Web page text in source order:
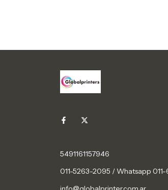
5491161157946
011-5263-2095 / Whatsapp 011-